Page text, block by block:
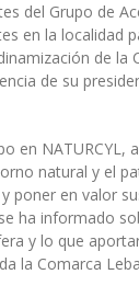
del Grupo de
en la localidad
de la
de su
en NATURCYL,
natural y el
poner en valor
ha informado
y lo que
la Comarca